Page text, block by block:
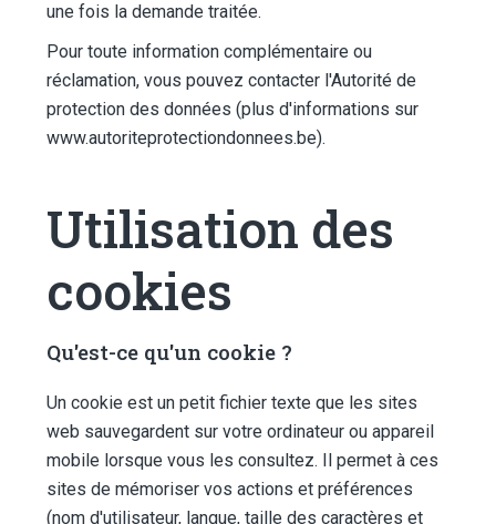
une fois la demande traitée.
Pour toute information complémentaire ou
réclamation, vous pouvez contacter l'Autorité de
protection des données (plus d'informations sur
www.autoriteprotectiondonnees.be).
Utilisation des
cookies
Qu'est-ce qu'un cookie ?
Un cookie est un petit fichier texte que les sites
web sauvegardent sur votre ordinateur ou appareil
mobile lorsque vous les consultez. Il permet à ces
sites de mémoriser vos actions et préférences
(nom d'utilisateur, langue, taille des caractères et